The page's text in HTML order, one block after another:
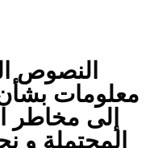
النصوص
معلومات بشأن
إلى مخاطر
المحتملة و